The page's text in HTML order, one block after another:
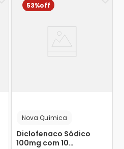
53%
Nova Química
Diclofenaco Sódico
100mg com 10